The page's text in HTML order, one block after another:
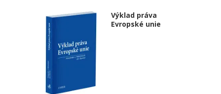
Výklad práva
Evropské unie